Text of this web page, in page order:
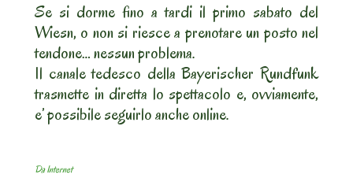
Se si dorme fino a tardi il primo sabato del
Wiesn, o non si riesce a prenotare un posto nel
tendone… nessun problema.
Il canale tedesco della Bayerischer Rundfunk
trasmette in diretta lo spettacolo e, ovviamente,
e’ possibile seguirlo anche online.
Da Internet